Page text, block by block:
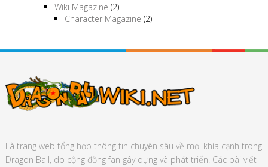
Wiki Magazine (2)
Character Magazine (2)
Là trang web tổng hợp thông tin chuyên sâu về mọi khía cạnh trong
Dragon Ball, do cộng đồng fan gây dựng và phát triển. Các bài viết